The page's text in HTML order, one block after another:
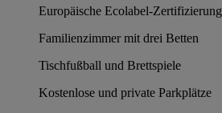
Europäische Ecolabel-Zertifizierung
Familienzimmer mit drei Betten
Tischfußball und Brettspiele
Kostenlose und private Parkplätze